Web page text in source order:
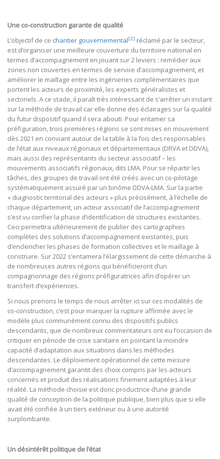
Une co-construction garante de qualité
L’objectif de ce chantier gouvernemental[2] réclamé par le secteur,
est d’organiser une meilleure couverture du territoire national en
termes d’accompagnement en jouant sur 2 leviers : remédier aux
zones non couvertes en termes de service d’accompagnement, et
améliorer le maillage entre les ingénieries complémentaires que
portent les acteurs de proximité, les experts généralistes et
sectoriels. A ce stade, il paraît très intéressant de s’arrêter un instant
sur la méthode de travail car elle donne des éclairages sur la qualité
du futur dispositif quand il sera abouti. Pour entamer sa
préfiguration, trois premières régions se sont mises en mouvement
dès 2021 en conviant autour de la table à la fois des responsables
de l’état aux niveaux régionaux et départementaux (DRVA et DDVA),
mais aussi des représentants du secteur associatif – les
mouvements associatifs régionaux, dits LMA. Pour se répartir les
tâches, des groupes de travail ont été créés avec un co-pilotage
systématiquement assuré par un binôme DDVA-LMA. Sur la partie
« diagnostic territorial des acteurs » plus précisément, à l’échelle de
chaque département, un acteur associatif de l’accompagnement
s’est vu confier la phase d’identification de structures existantes.
Ceci permettra ultérieurement de publier des cartographies
complètes des solutions d’accompagnement existantes, puis
d’enclencher les phases de formation collectives et le maillage à
construire. Sur 2022 s’entamera l’élargissement de cette démarche à
de nombreuses autres régions qui bénéficieront d’un
compagnonnage des régions préfiguratrices afin d’opérer un
transfert d’expériences.
Si nous prenons le temps de nous arrêter ici sur ces modalités de
co-construction, c’est pour marquer la rupture affirmée avec le
modèle plus communément connu des dispositifs publics
descendants, que de nombreux commentateurs ont eu l’occasion de
critiquer en période de crise sanitaire en pointant la moindre
capacité d’adaptation aux situations dans les méthodes
descendantes. Le déploiement opérationnel de cette mesure
d’accompagnement garantit des choix compris par les acteurs
concernés et produit des réalisations finement adaptées à leur
réalité. La méthode choisie est donc productrice d’une grande
qualité de conception de la politique publique, bien plus que si elle
avait été confiée à un tiers extérieur ou à une autorité
surplombante.
Un désintérêt politique de l’état